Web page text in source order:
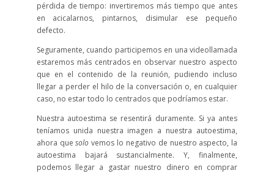
pérdida de tiempo: invertiremos más tiempo que antes
en acicalarnos, pintarnos, disimular ese pequeño
defecto.
Seguramente, cuando participemos en una videollamada
estaremos más centrados en observar nuestro aspecto
que en el contenido de la reunión, pudiendo incluso
llegar a perder el hilo de la conversación o, en cualquier
caso, no estar todo lo centrados que podríamos estar.
Nuestra autoestima se resentirá duramente. Si ya antes
teníamos unida nuestra imagen a nuestra autoestima,
ahora quesolo vemos lo negativo de nuestro aspecto, la
autoestima bajará sustancialmente. Y, finalmente,
podemos llegar a gastar nuestro dinero en comprar